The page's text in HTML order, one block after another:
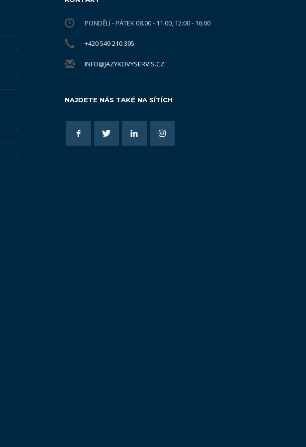
PONDĚLÍ - PÁTEK 08.00 - 11:00, 12:00 - 16:00
+420 549 210 395
INFO@JAZYKOVYSERVIS.CZ
NAJDETE NÁS TAKÉ NA SÍTÍCH